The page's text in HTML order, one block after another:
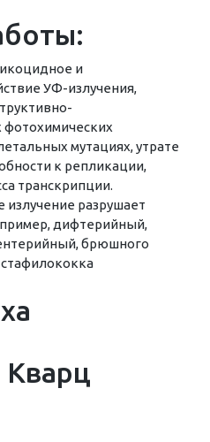
и
УФ-излучения,
мутациях, утрате
к репликации,
транскрипции.
излучение разрушает
дифтерийный,
брюшного
стафилококка